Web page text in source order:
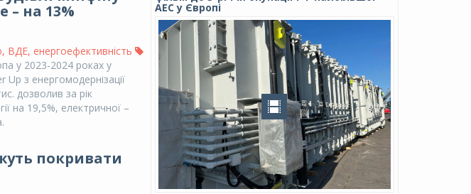
– на 13%
, ВДЕ, енергоефективність
у 2023-2024 роках у
Up з енергомодернізації
дозволив за рік
на 19,5%, електричної –
покривати
АЕС у Європі